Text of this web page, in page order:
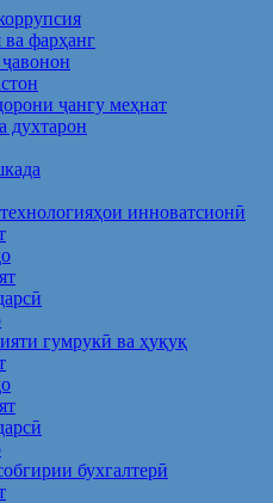
фарҳанг
ҷангу меҳнат
духтарон
инноватсионӣ
гумрукӣ ва ҳуқуқ
бухгалтерӣ